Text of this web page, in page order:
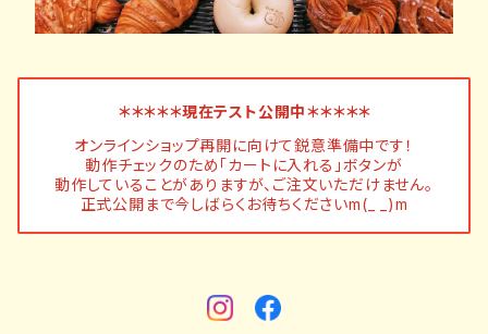
＊＊＊＊＊現在テスト公開中＊＊＊＊＊
オンラインショップ再開に向けて鋭意準備中です！
動作チェックのため「カートに入れる」ボタンが
動作していることがありますが、ご注文いただけません。
正式公開まで今しばらくお待ちくださいm(_ _)m